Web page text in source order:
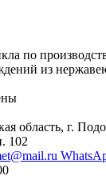
по
из
область, г.
102